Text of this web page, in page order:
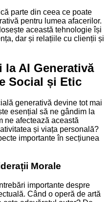
parte din ceea ce poate
pentru lumea afacerilor.
această tehnologie își
dar și relațiile cu clienții și
la AI Generativă
Social și Etic
generativă devine tot mai
esențial să ne gândim la
ne afectează această
și viața personală?
importante în secțiunea
Morale
importante despre
Când o operă de artă